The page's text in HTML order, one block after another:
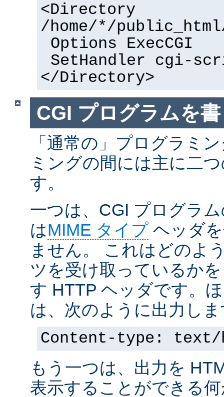
<Directory
/home/*/
Options ExecCGI
SetHandler cgi-
</Directory>
CGI プログラムを
「通常の」プログラミ
ミングの間には主に二
す。
一つは、CGI プログラ
はMIME タイプ ヘッダ
ません。 これはどのよ
ツを受け取っているか
す HTTP ヘッダです。
は、次のように出力し
Content-type: text/
もう一つは、出力を
表示することができる